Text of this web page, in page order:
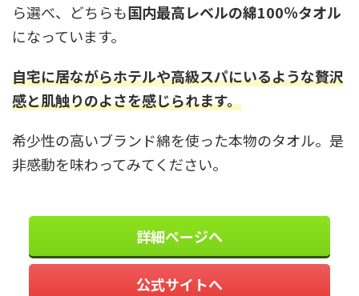
ら選べ、どちらも国内最高レベルの綿100％タオル
になっています。
自宅に居ながらホテルや高級スパにいるような贅沢
感と肌触りのよさを感じられます。
希少性の高いブランド綿を使った本物のタオル。是
非感動を味わってみてください。
詳細ページへ
公式サイトへ